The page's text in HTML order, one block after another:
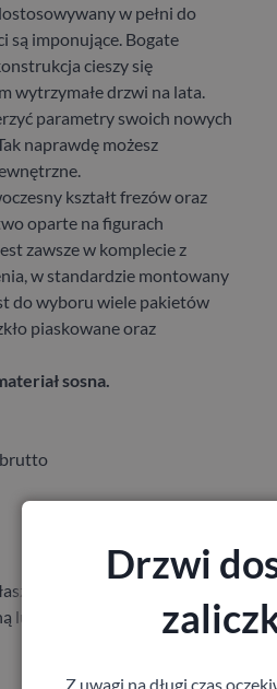
w pełni do
są imponujące. Bogate
cieszy się
wytrzymałe drzwi na lata.
parametry swoich nowych
naprawdę możesz
kształt frezów oraz
oparte na figurach
zawsze w komplecie z
w standardzie montowany
do wyboru wiele pakietów
piaskowane oraz
sosna.
brutto
lub drewniany
Drzwi
Z uwagi na długi czas